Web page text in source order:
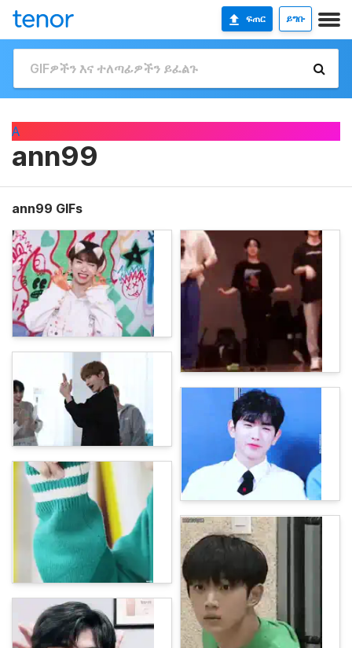
ፍጠር ይግቡ
A
ann99
ann99 GIFs